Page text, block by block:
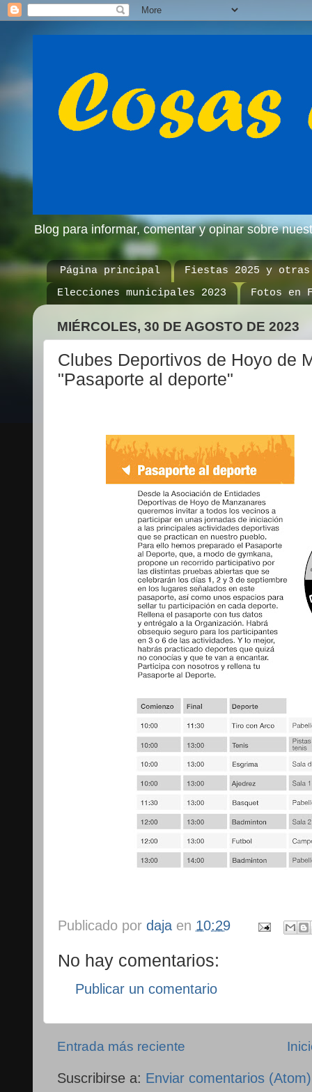
Blog para informar, comentar y opinar sobre
Página principal
Fiestas 2025 y otras
Elecciones municipales 2023
Fotos en
MIÉRCOLES, 30 DE AGOSTO DE 2023
Clubes Deportivos de Hoyo de
"Pasaporte al deporte"
Publicado por daja en 10:29
No hay comentarios:
Publicar un comentario
Entrada más reciente
Suscribirse a: Enviar comentarios (Atom)